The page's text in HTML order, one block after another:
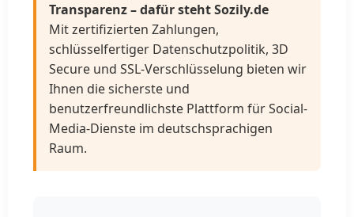
Transparenz – dafür steht Sozily.de
Mit zertifizierten Zahlungen,
schlüsselfertiger Datenschutzpolitik, 3D
Secure und SSL-Verschlüsselung bieten wir
Ihnen die sicherste und
benutzerfreundlichste Plattform für Social-
Media-Dienste im deutschsprachigen
Raum.